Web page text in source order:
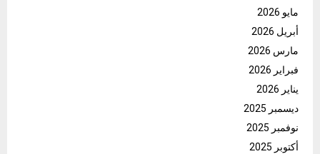
مايو 2026
أبريل 2026
مارس 2026
فبراير 2026
يناير 2026
ديسمبر 2025
نوفمبر 2025
أكتوبر 2025